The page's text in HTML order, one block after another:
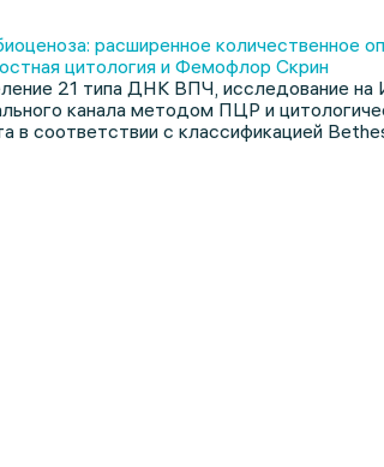
расширенное
цитология и Фемофлор Скрин
21 типа ДНК ВПЧ, исследование
канала методом ПЦР и
в соответствии с классификацией